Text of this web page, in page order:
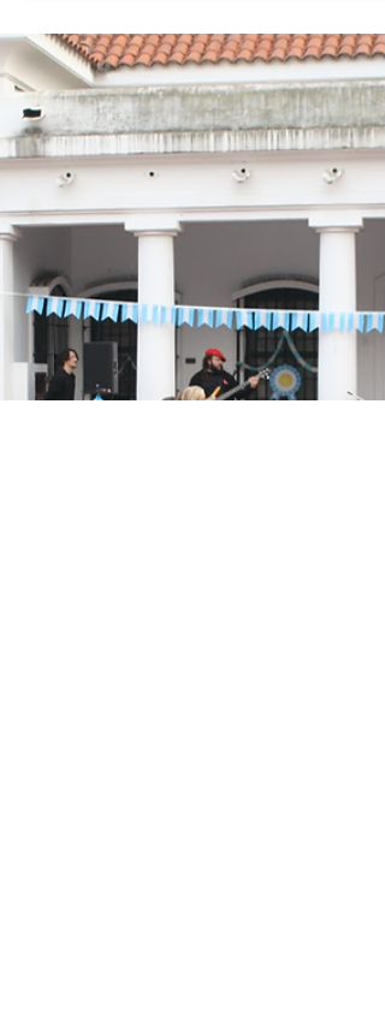
Julio Zamora atiende la
agenda de las PyMes
locales
Acompañó la inauguración de la nueva planta de la
compleja situación socio-económica donde más de
26.000 Pymes debieron cerrar las puertas desde la
llegada de Milei, con industriales como los de la
Asociación de Industriales PyMes Argentinos
reclamando un cambio de rumbo, que el intendente
peronista Julio Zamora haya acompañado la
inauguración de la nueva planta de la empresa
Canestrari Hermanos es toda una definición. Más
todaví